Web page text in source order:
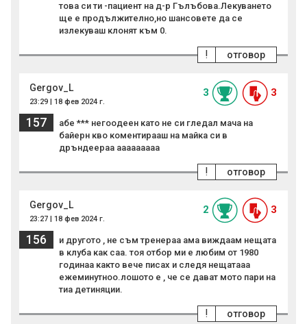
това си ти -пациент на д-р Гълъбова.Лекуването
ще е продължително,но шансовете да се
излекуваш клонят към 0.
отговор
!
Gergov_L
23:29 | 18 фев 2024 г.
3 3
157
абе *** негоодеен като не си гледал мача на
байерн кво коментирааш на майка си в
дръндеераа ааааааааа
отговор
!
Gergov_L
23:27 | 18 фев 2024 г.
2 3
156
и другото , не съм тренераа ама виждаам нещата
в клуба как саа. тоя отбор ми е любим от 1980
годинаа както вече писах и следя нещатааа
ежеминутноо.лошото е , че се дават мото пари на
тиа детиняции.
отговор
!